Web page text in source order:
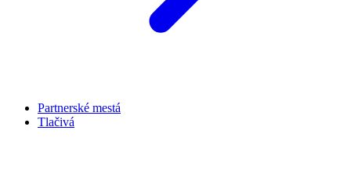
Partnerské mestá
Tlačivá